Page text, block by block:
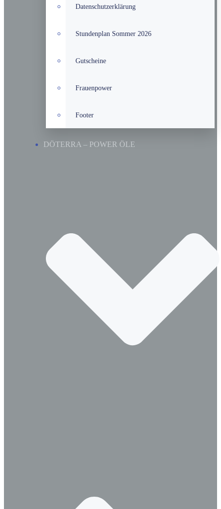
Datenschutzerklärung
Stundenplan Sommer 2026
Gutscheine
Frauenpower
Footer
DÖTERRA – POWER ÖLE